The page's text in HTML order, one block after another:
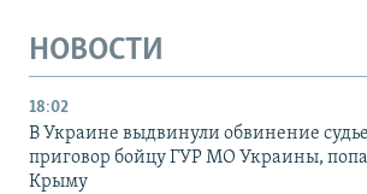
НОВОСТИ
18:02
В Украине выдвинули обвинение
приговор бойцу ГУР МО Украины,
Крыму